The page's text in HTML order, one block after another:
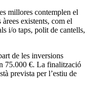
millores contemplen el
existents, com el
i/o taps, polit de cantells,
de les inversions
75.000 €. La finalització
prevista per l’estiu de